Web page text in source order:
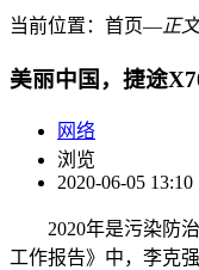
当前位置： 首页―正文
美丽中国，捷途
网络
浏览
2020-06-05 13:10
2020年是污染防治
工作报告》中，李克